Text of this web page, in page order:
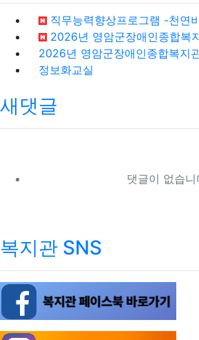
직무능력향상프로그램 -천연
2026년 영암군장애인종합복지관 신규직원(
정보화교실
새댓글
댓글이 없습니
복지관 SNS